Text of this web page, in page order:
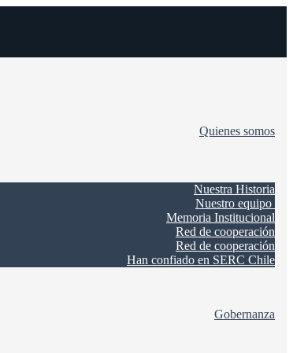
Quienes somos
Nuestra Historia
Nuestro equipo
Memoria Institucional
Red de cooperación
Red de cooperación
Han confiado en SERC Chile
Gobernanza